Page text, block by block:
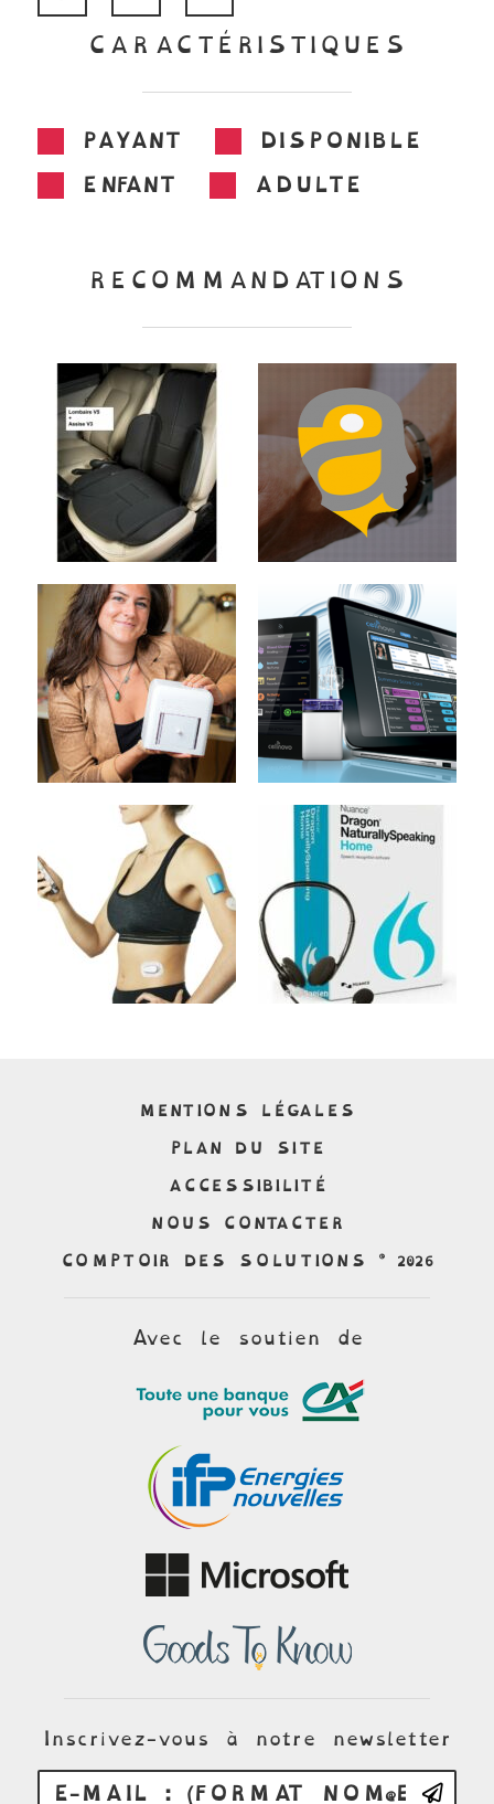
CARACTÉRISTIQUES
PAYANT
DISPONIBLE
ENFANT
ADULTE
RECOMMANDATIONS
MENTIONS LÉGALES
PLAN DU SITE
ACCESSIBILITÉ
NOUS CONTACTER
COMPTOIR DES SOLUTIONS © 2026
Avec le soutien de
Inscrivez-vous à notre newsletter
E-mail : (format